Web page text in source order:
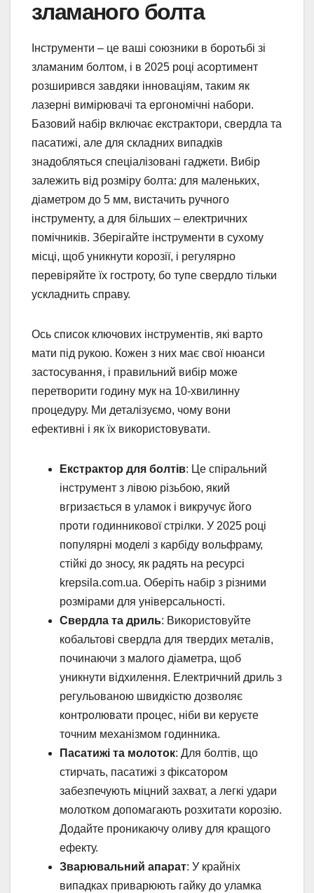
зламаного болта
Інструменти – це ваші союзники в боротьбі зі
зламаним болтом, і в 2025 році асортимент
розширився завдяки інноваціям, таким як
лазерні вимірювачі та ергономічні набори.
Базовий набір включає екстрактори, свердла та
пасатижі, але для складних випадків
знадобляться спеціалізовані гаджети. Вибір
залежить від розміру болта: для маленьких,
діаметром до 5 мм, вистачить ручного
інструменту, а для більших – електричних
помічників. Зберігайте інструменти в сухому
місці, щоб уникнути корозії, і регулярно
перевіряйте їх гостроту, бо тупе свердло тільки
ускладнить справу.
Ось список ключових інструментів, які варто
мати під рукою. Кожен з них має свої нюанси
застосування, і правильний вибір може
перетворити годину мук на 10-хвилинну
процедуру. Ми деталізуємо, чому вони
ефективні і як їх використовувати.
Екстрактор для болтів: Це спіральний
інструмент з лівою різьбою, який
вгризається в уламок і викручує його
проти годинникової стрілки. У 2025 році
популярні моделі з карбіду вольфраму,
стійкі до зносу, як радять на ресурсі
krepsila.com.ua. Оберіть набір з різними
розмірами для універсальності.
Свердла та дриль: Використовуйте
кобальтові свердла для твердих металів,
починаючи з малого діаметра, щоб
уникнути відхилення. Електричний дриль з
регульованою швидкістю дозволяє
контролювати процес, ніби ви керуєте
точним механізмом годинника.
Пасатижі та молоток: Для болтів, що
стирчать, пасатижі з фіксатором
забезпечують міцний захват, а легкі удари
молотком допомагають розхитати корозію.
Додайте проникаючу оливу для кращого
ефекту.
Зварювальний апарат: У крайніх
випадках приварюють гайку до уламка